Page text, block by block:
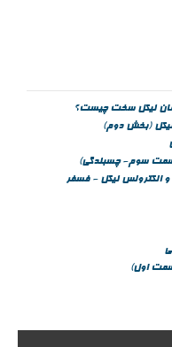
همان نیکل سخت چیست؟
نيکل (بخش دوم)
سوم- چسبندگی)
نيكل - فسفر
اول)